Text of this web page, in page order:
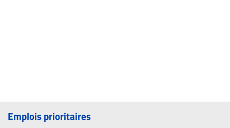
Emplois prioritaires